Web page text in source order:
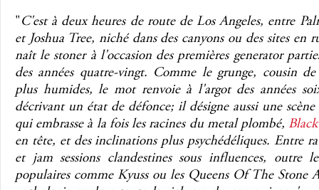
"C'est à deux heures de route de Los Angeles, entre
et Joshua Tree, niché dans des canyons ou des sites en
naît le stoner à l'occasion des premières generator
des années quatre-vingt. Comme le grunge, cousin de
plus humides, le mot renvoie à l'argot des années
décrivant un état de défonce; il désigne aussi une scène
qui embrasse à la fois les racines du metal plombé,
en tête, et des inclinations plus psychédéliques. Entre
et jam sessions clandestines sous influences, outre
populaires comme Kyuss ou les Queens Of The Stone